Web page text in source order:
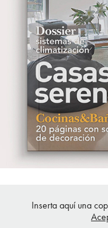
Inserta aquí una